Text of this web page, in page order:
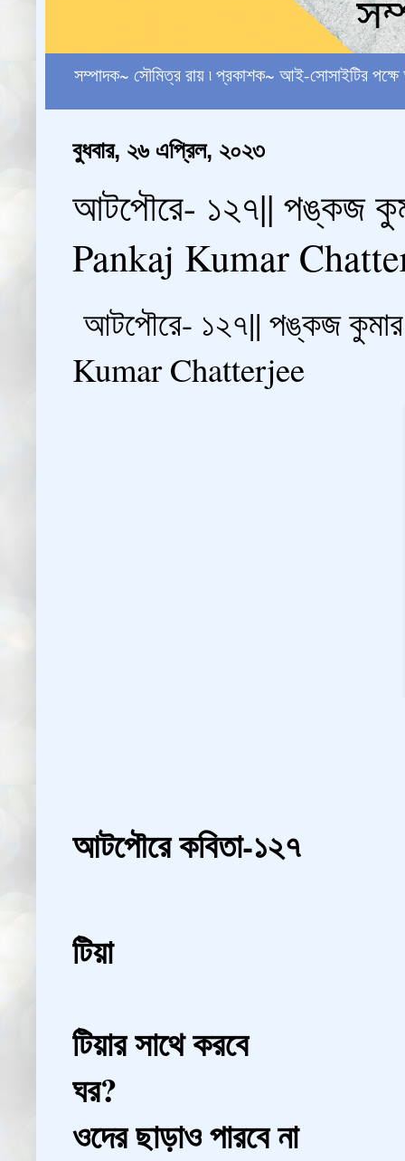
সম্পাদক~ সৌমিত্র রায় ৷ প্রকাশক~ আই-সোসাইটির
বুধবার, ২৬ এপ্রিল, ২০২৩
আটপৌরে- ১২৭|| পঙ্কজ
Pankaj Kumar
আটপৌরে- ১২৭|| পঙ্কজ কুমার
Kumar Chatterjee
আটপৌরে কবিতা-১২৭
টিয়া
টিয়ার সাথে করবে
ঘর?
ওদের ছাড়াও পারবে না